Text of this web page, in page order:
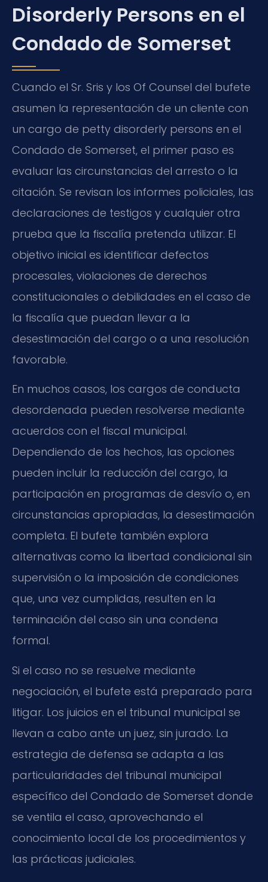
Disorderly Persons en el
Condado de Somerset
Cuando el Sr. Sris y los Of Counsel del bufete
asumen la representación de un cliente con
un cargo de petty disorderly persons en el
Condado de Somerset, el primer paso es
evaluar las circunstancias del arresto o la
citación. Se revisan los informes policiales, las
declaraciones de testigos y cualquier otra
prueba que la fiscalía pretenda utilizar. El
objetivo inicial es identificar defectos
procesales, violaciones de derechos
constitucionales o debilidades en el caso de
la fiscalía que puedan llevar a la
desestimación del cargo o a una resolución
favorable.
En muchos casos, los cargos de conducta
desordenada pueden resolverse mediante
acuerdos con el fiscal municipal.
Dependiendo de los hechos, las opciones
pueden incluir la reducción del cargo, la
participación en programas de desvío o, en
circunstancias apropiadas, la desestimación
completa. El bufete también explora
alternativas como la libertad condicional sin
supervisión o la imposición de condiciones
que, una vez cumplidas, resulten en la
terminación del caso sin una condena
formal.
Si el caso no se resuelve mediante
negociación, el bufete está preparado para
litigar. Los juicios en el tribunal municipal se
llevan a cabo ante un juez, sin jurado. La
estrategia de defensa se adapta a las
particularidades del tribunal municipal
específico del Condado de Somerset donde
se ventila el caso, aprovechando el
conocimiento local de los procedimientos y
las prácticas judiciales.